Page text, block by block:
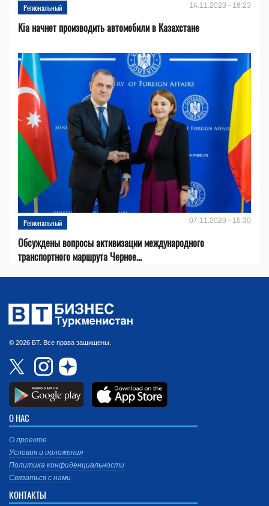
Региональный 14.11.2023 - 16:23
Kia начнет производить автомобили в Казахстане
Региональный 07.11.2023 - 15:30
Обсуждены вопросы активизации международного
транспортного маршрута Черное...
© 2026 БТ. Все права защищены.
О НАС
О проекте
Условия и положения
Политика конфиденциальности
Связаться с нами
КОНТАКТЫ